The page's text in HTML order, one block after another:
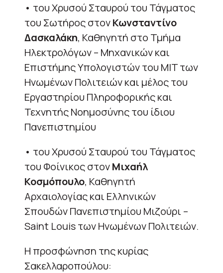
• του Χρυσού Σταυρού του Τάγματος
του Σωτήρος στονΚωνσταντίνο
Δασκαλάκη, Καθηγητή στο Τμήμα
Ηλεκτρολόγων – Μηχανικών και
Επιστήμης Υπολογιστών του MIT των
Ηνωμένων Πολιτειών και μέλος του
Εργαστηρίου Πληροφορικής και
Τεχνητής Νοημοσύνης του ίδιου
Πανεπιστημίου
• του Χρυσού Σταυρού του Τάγματος
του Φοίνικος στονΜιχαήλ
Κοσμόπουλο, Καθηγητή
Αρχαιολογίας και Ελληνικών
Σπουδών Πανεπιστημίου Μιζούρι –
Saint Louis των Ηνωμένων Πολιτειών.
Η προσφώνηση της κυρίας
Σακελλαροπούλου: